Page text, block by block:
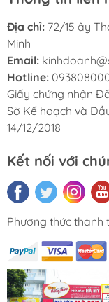
Địa chỉ: 72/15 ây
Minh
Email:
Hotline:
Giấy chứng nhận
Sở Kế hoạch và
14/12/2018
Kết nối với
Phương thức thanh